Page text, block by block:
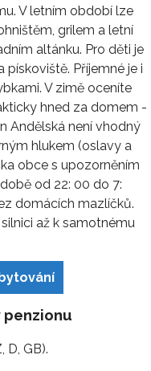
V letním období lze
grilem a letní
altánku. Pro děti je
Příjemné je i
V zimě oceníte
hned za domem -
Andělská není vhodný
hlukem (oslavy a
obce s upozorněním
od 22: 00 do 7:
domácích mazlíčků.
až k samotnému
penzionu
D, GB).